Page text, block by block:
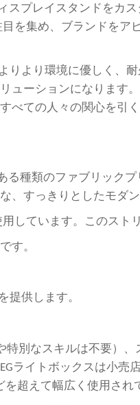
スプレイスタンドをカ
を集め、ブランドを
りより環境に優しく、
ーションになります
べての人々の関心を引
る種類のファブリック
すっきりとしたモダ
しています。このスト
す。
提供します。
別なスキルは不要）
ライトボックスは小
超えて幅広く使用され